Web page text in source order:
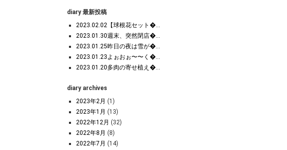
diary 最新投稿
2023.02.02【球根花セット�...
2023.01.30週末、突然閉店�...
2023.01.25昨日の夜は雪が�...
2023.01.23よぉおぉ〜〜く�...
2023.01.20多肉の寄せ植え�...
diary archives
2023年2月 (1)
2023年1月 (13)
2022年12月 (32)
2022年8月 (8)
2022年7月 (14)